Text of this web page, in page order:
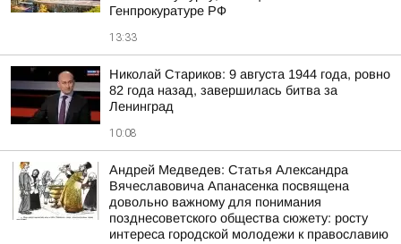
Генпрокуратуре РФ
13:33
Николай Стариков: 9 августа 1944 года, ровно
82 года назад, завершилась битва за
Ленинград
10:08
Андрей Медведев: Статья Александра
Вячеславовича Апанасенка посвящена
довольно важному для понимания
позднесоветского общества сюжету: росту
интереса городской молодежи к православию